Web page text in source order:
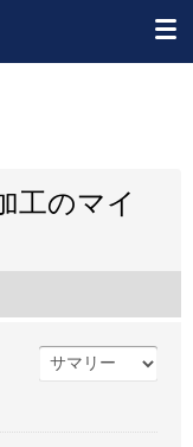
工のマイ